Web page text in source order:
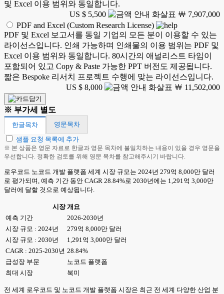
및 Excel 이용 범위와 동일합니다.
US $ 5,500
￦ 7,907,000
PDF and Excel (Custom Research License)
PDF 및 Excel 보고서를 동일 기업의 모든 분이 이용할 수 있는
라이선스입니다. 인쇄 가능하며 인쇄물의 이용 범위는 PDF 및
Excel 이용 범위와 동일합니다. 80시간의 애널리스트 타임이
포함되어 있고 Copy & Paste 가능한 PPT 버전도 제공됩니다.
짧은 Bespoke 리서치 프로젝트 수행에 맞는 라이선스입니다.
US $ 8,000
￦ 11,502,000
※ 부가세 별도
한글목차
영문목차
샘플 요청 목록에 추가
※ 본 상품은 영문 자료로 한글과 영문 목차에 불일치하는 내용이 있을 경우 영문을
우선합니다. 정확한 검토를 위해 영문 목차를 참고해주시기 바랍니다.
로우코드 노코드 개발 플랫폼 세계 시장 규모는 2024년 279억 8,000만 달러
로 평가되며, 예측 기간 동안 CAGR 28.84%로 2030년에는 1,291억 3,000만
달러에 달할 것으로 예상됩니다.
시장 개요
예측 기간
2026-2030년
시장 규모 : 2024년
279억 8,000만 달러
시장 규모 : 2030년
1,291억 3,000만 달러
CAGR : 2025-2030년 28.84%
급성장 부문
노코드 플랫폼
최대 시장
북미
전 세계 로우코드 및 노코드 개발 플랫폼 시장은 최근 전 세계 다양한 산업 분